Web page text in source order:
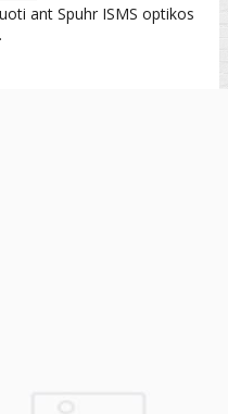
ant Spuhr ISMS optikos